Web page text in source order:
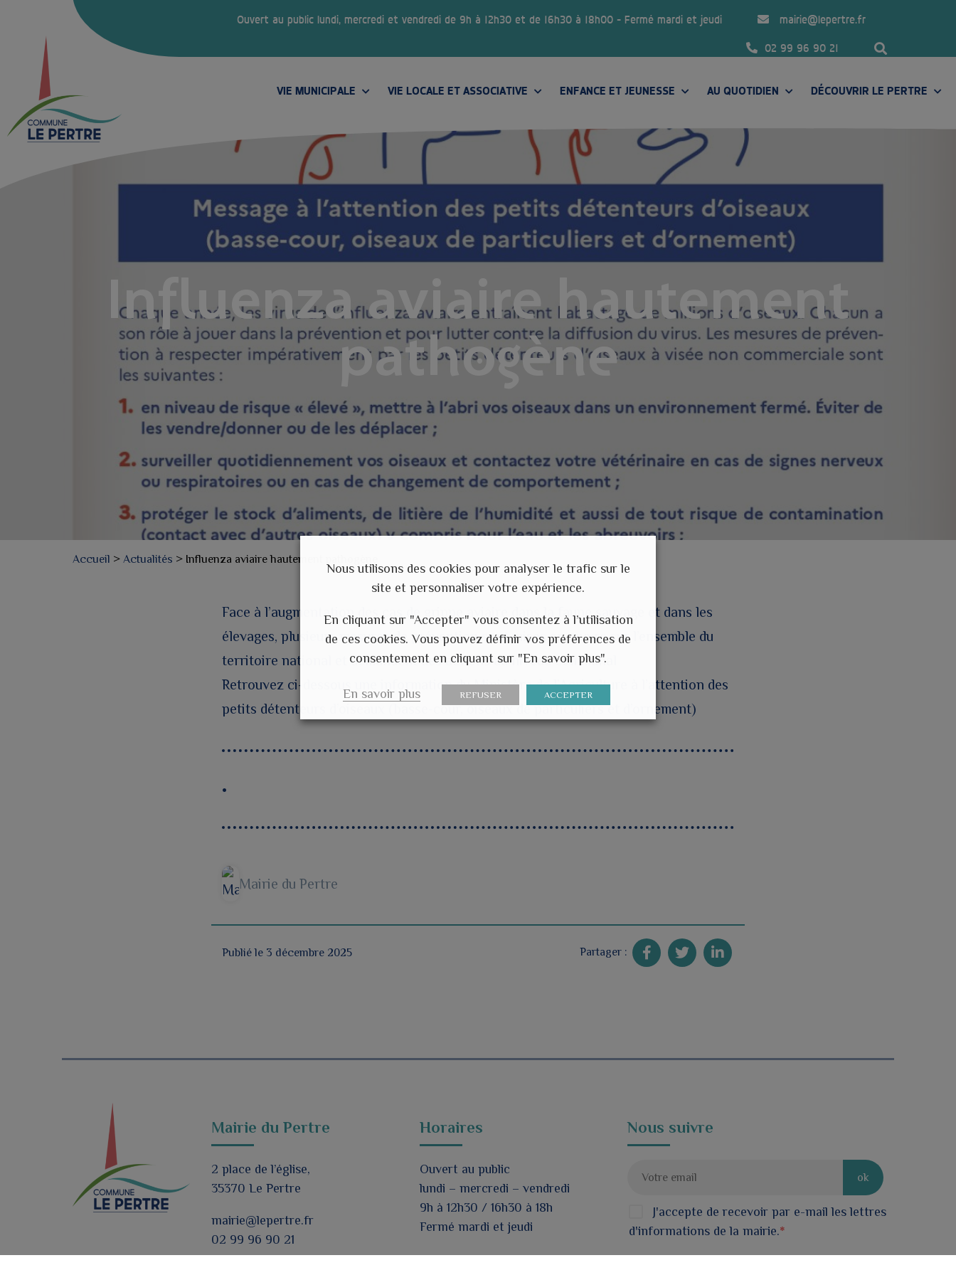
Ouvert au public lundi, mercredi et vendredi de 9h à 12h30 et de 16h30 à 18h00 – Fermé mardi et jeudi mairie@lepertre.fr
02 99 96 90 21
VIE MUNICIPALE VIE LOCALE ET ASSOCIATIVE ENFANCE ET JEUNESSE AU QUOTIDIEN DÉCOUVRIR LE PERTRE
Influenza aviaire hautement
pathogène
Accueil > Actualités > Influenza aviaire hautement pathogène
Face à l’augmentation des cas de grippe aviaire dans la faune sauvage et dans les
élevages, plusieurs mesures de prévention sont mises en œuvre sur l’ensemble du
territoire national et demandent des actions au niveau communal
Retrouvez ci-dessous une information du Ministère de l’Agriculture à l’attention des
petits détenteurs d’oiseaux (basse-cour, oiseaux de particuliers et d’ornement)
Mairie du Pertre
Publié le 3 décembre 2025 Partager :
Mairie du Pertre
2 place de l’église,
35370 Le Pertre
mairie@lepertre.fr
02 99 96 90 21
Horaires
Ouvert au public
lundi – mercredi – vendredi
9h à 12h30 / 16h30 à 18h
Fermé mardi et jeudi
Nous contacter
Nous suivre
J'accepte de recevoir par e-mail les lettres
d'informations de la mairie.*
ok
Nous utilisons des cookies pour analyser le trafic sur le
site et personnaliser votre expérience.
En cliquant sur "Accepter" vous consentez à l’utilisation
de ces cookies. Vous pouvez définir vos préférences de
consentement en cliquant sur "En savoir plus".
En savoir plus REFUSER ACCEPTER